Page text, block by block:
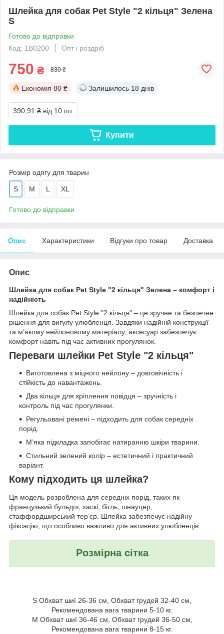
Шлейка для собак Pet Style "2 кільця" Зелена
S
Готово до відправки
Код: 1B0200
Опт і роздріб
750 ₴ 830 ₴
Економія 80 ₴ Залишилось 18 днів
390,91 ₴ від 10 шт.
Купити
Розмір одягу для тварин
S M L XL
Готово до відправки
Опис Характеристики Відгуки про товар Доставка
Опис
Шлейка для собак Pet Style "2 кільця" Зелена – комфорт і
надійність
Шлейка для собак Pet Style "2 кільця" – це зручне та безпечне
рішення для вигулу улюбленця. Завдяки надійній конструкції
та м’якому нейлоновому матеріалу, аксесуар забезпечує
комфорт навіть під час активних прогулянок.
Переваги шлейки Pet Style "2 кільця"
Виготовлена з міцного нейлону – довговічність і
стійкість до навантажень.
Два кільця для кріплення повідця – зручність і
контроль під час прогулянки.
Регульовані ремені – підходить для собак середніх
порід.
М’яка підкладка запобігає натиранню шкіри тварини.
Стильний зелений колір – естетичний і практичний
варіант.
Кому підходить ця шлейка?
Ця модель розроблена для середніх порід, таких як
французький бульдог, хаскі, бігль, шнауцер,
стаффордширський тер’єр. Шлейка забезпечує надійну
фіксацію, що особливо важливо для активних улюбленців.
Розмірна сітка
S Обхват шиї 26-36 см, Обхват грудей 32-40 см,
Рекомендована вага тварини 5-10 кг.
M Обхват шиї 36-46 см, Обхват грудей 36-50 см,
Рекомендована вага тварини 8-15 кг.